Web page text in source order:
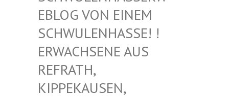
OG VON EINEM SCH
WULENHASSE! ! ERW
ACHSENE AUS REF
RATH, KIP
PEKAUSEN, BEN